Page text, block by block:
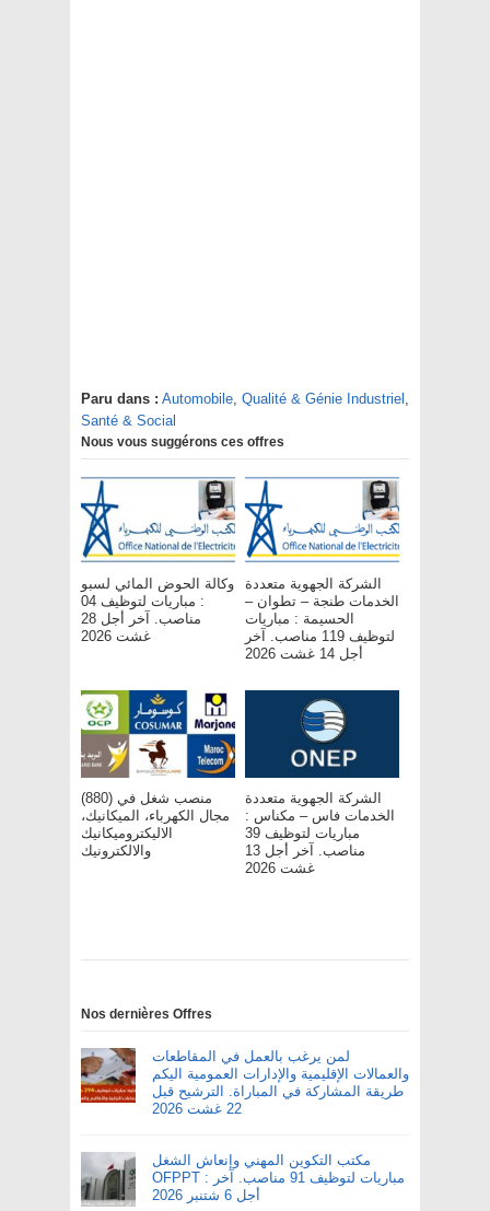
Paru dans : Automobile, Qualité & Génie Industriel ,
Santé & Social
Nous vous suggérons ces offres
وكالة الحوض المائي لسبو
: مباريات لتوظيف 04
مناصب. آخر أجل 28
غشت 2026
الشركة الجهوية متعددة
الخدمات طنجة – تطوان –
الحسيمة : مباريات
لتوظيف 119 مناصب. آخر
أجل 14 غشت 2026
(880) منصب شغل في
مجال الكهرباء، الميكانيك،
الاليكتروميكانيك
والالكترونيك
الشركة الجهوية متعددة
الخدمات فاس – مکناس :
مباريات لتوظيف 39
مناصب. آخر أجل 13
غشت 2026
Nos dernières Offres
لمن يرغب بالعمل في المقاطعات
والعمالات الإقليمية والإدارات العمومية اليكم
طريقة المشاركة في المباراة. الترشيح قبل
22 غشت 2026
مكتب التكوين المهني وإنعاش الشغل
OFPPT : مباريات لتوظيف 91 مناصب. آخر
أجل 6 شتنبر 2026